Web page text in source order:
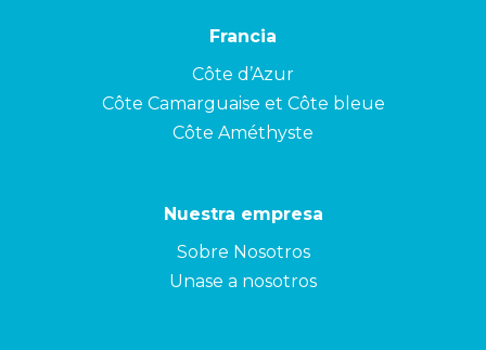
Francia
Côte d’Azur
Côte Camarguaise et Côte bleue
Côte Améthyste
Nuestra empresa
Sobre Nosotros
Unase a nosotros